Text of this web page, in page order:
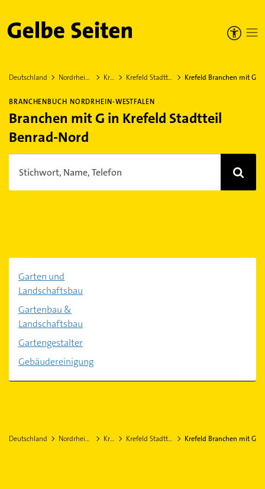
Gelbe Seiten
Deutschland Nordrhein-Westfalen Krefeld Krefeld Stadtteil Benrad-Nord Krefeld Branchen mit G
BRANCHENBUCH NORDRHEIN-WESTFALEN
Branchen mit G in Krefeld Stadtteil
Benrad-Nord
Stichwort, Name, Telefon
Garten und
Landschaftsbau
Gartenbau &
Landschaftsbau
Gartengestalter
Gebäudereinigung
Deutschland Nordrhein-Westfalen Krefeld Krefeld Stadtteil Benrad-Nord Krefeld Branchen mit G